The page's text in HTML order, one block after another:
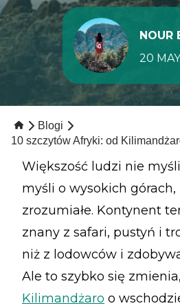
NOUR
20
Blogi
10 szczytów Afryki: od
Większość ludzi nie
myśli o wysokich górach,
zrozumiałe. Kontynent
znany z safari, pustyń i
niż z lodowców i
Ale to szybko się
Kilimandżaro o